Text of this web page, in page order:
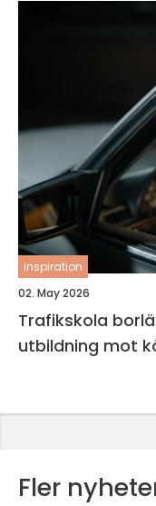
inspiration
02. May 2026
Trafikskola borlänge så
utbildning mot
Fler